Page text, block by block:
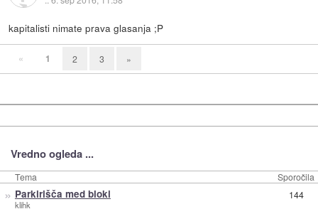
kapitalisti nimate prava glasanja ;P
« 1 2 3 »
Vredno ogleda ...
Tema Sporočila
» Parkirišča med bloki
klihk
144